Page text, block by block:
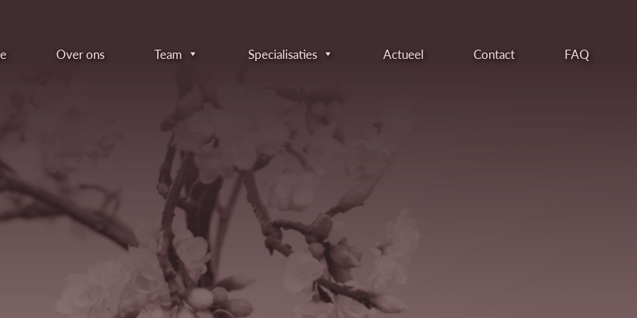
Over ons Team Specialisaties Actueel Contact FAQ